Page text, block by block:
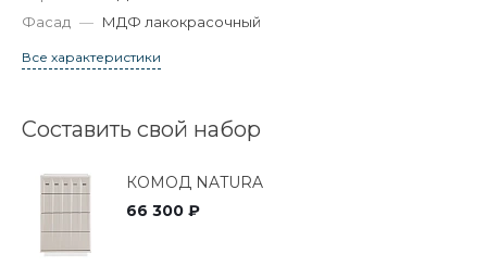
Фасад — МДФ лакокрасочный
Все характеристики
Составить свой набор
КОМОД NATURA
66 300 ₽